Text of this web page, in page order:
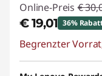
Online-Preis €
€ 19,01 36%
eCoupon-
Begrenzter